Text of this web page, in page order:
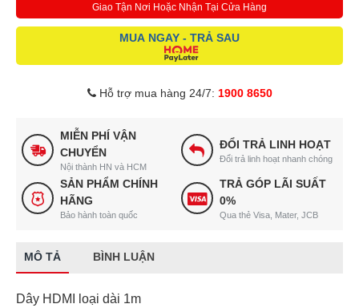
Giao Tận Nơi Hoặc Nhận Tại Cửa Hàng
MUA NGAY - TRẢ SAU
Hỗ trợ mua hàng 24/7: 1900 8650
MIỄN PHÍ VẬN
CHUYỂN
Nội thành HN và HCM
ĐỔI TRẢ LINH HOẠT
Đổi trả linh hoạt nhanh chóng
SẢN PHẨM CHÍNH
HÃNG
Bảo hành toàn quốc
TRẢ GÓP LÃI SUẤT
0%
Qua thẻ Visa, Mater, JCB
MÔ TẢ BÌNH LUẬN
Dây HDMI loại dài 1m